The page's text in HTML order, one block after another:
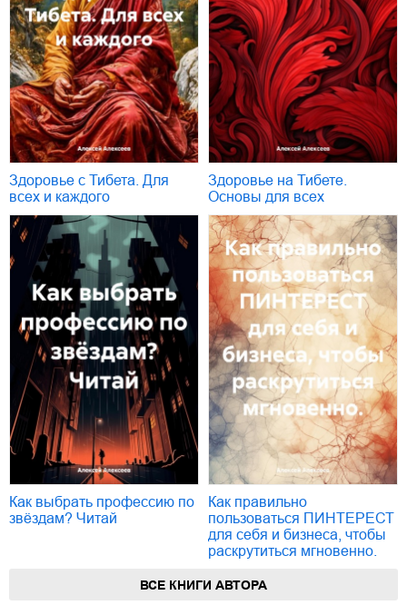
Здоровье с Тибета. Для
всех и каждого
Здоровье на Тибете.
Основы для всех
Как выбрать профессию по
звёздам? Читай
Как правильно
пользоваться ПИНТЕРЕСТ
для себя и бизнеса, чтобы
раскрутиться мгновенно.
ВСЕ КНИГИ АВТОРА